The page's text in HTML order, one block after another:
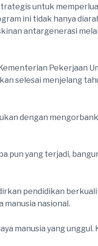
untuk
ini tidak hanya
antargenerasi
Pekerjaan
selesai menjelang
dengan
pun yang terjadi,
pendidikan
manusia nasional.
manusia yang unggul.